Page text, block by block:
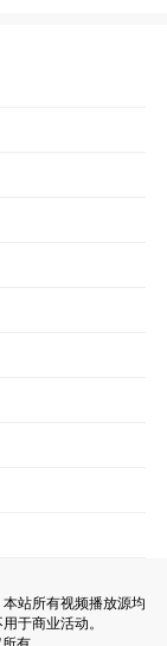
站所有视频播放源均
于商业活动。